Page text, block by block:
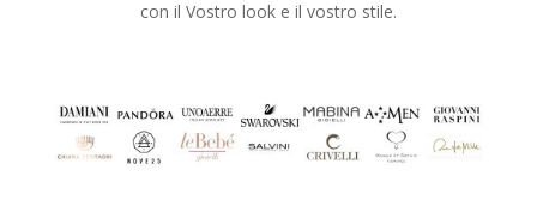
con il Vostro look e il vostro stile.